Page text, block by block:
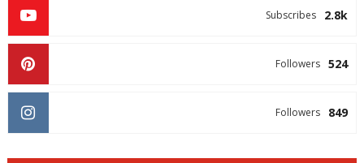
2.8k
Subscribes
524
Followers
849
Followers